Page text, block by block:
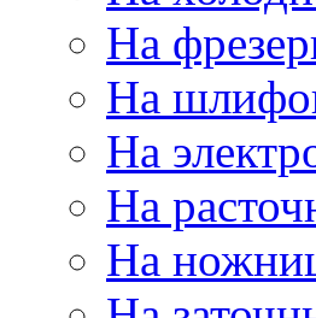
На
На
На
На
На